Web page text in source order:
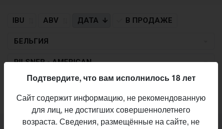
IBU ABV ДАТА В ПРОДАЖЕ
БЕЛЬГИЯ
PILSNER - AMERICAN
Пиво по заданным критериям не найдено
Подтвердите, что вам исполнилось 18 лет
Сайт содержит информацию, не рекомендованную
для лиц, не достигших совершеннолетнего
возраста. Сведения, размещённые на сайте, не